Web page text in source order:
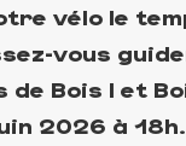
vélo le
vous
Bois I et
2026 à 18h.